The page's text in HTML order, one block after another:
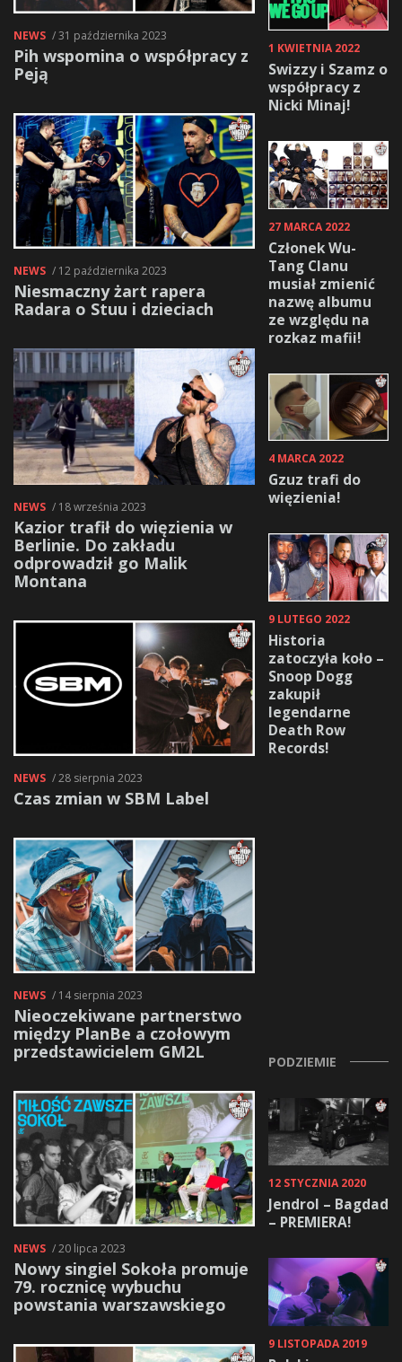
NEWS / 31 października 2023
Pih wspomina o współpracy z
Peją
NEWS / 12 października 2023
Niesmaczny żart rapera
Radara o Stuu i dzieciach
NEWS / 18 września 2023
Kazior trafił do więzienia w
Berlinie. Do zakładu
odprowadził go Malik
Montana
NEWS / 28 sierpnia 2023
Czas zmian w SBM Label
NEWS / 14 sierpnia 2023
Nieoczekiwane partnerstwo
między PlanBe a czołowym
przedstawicielem GM2L
NEWS / 20 lipca 2023
Nowy singiel Sokoła promuje
79. rocznicę wybuchu
powstania warszawskiego
1 KWIETNIA 2022
Swizzy i Szamz o
współpracy z
Nicki Minaj!
27 MARCA 2022
Członek Wu-
Tang Clanu
musiał zmienić
nazwę albumu
ze względu na
rozkaz mafii!
4 MARCA 2022
Gzuz trafi do
więzienia!
9 LUTEGO 2022
Historia
zatoczyła koło –
Snoop Dogg
zakupił
legendarne
Death Row
Records!
PODZIEMIE
12 STYCZNIA 2020
Jendrol – Bagdad
– PREMIERA!
9 LISTOPADA 2019